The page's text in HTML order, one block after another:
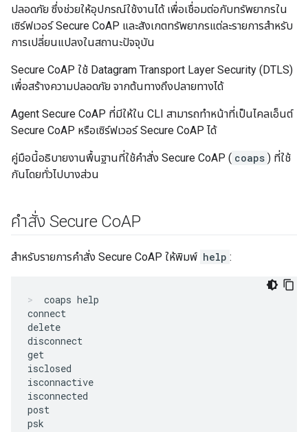
ปลอดภัย ซึ่งช่วยให้อุปกรณ์ใช้งานได้ เพื่อเชื่อมต่อกับทรัพยากรใน
เซิร์ฟเวอร์ Secure CoAP และสังเกตทรัพยากรแต่ละรายการสำหรับ
การเปลี่ยนแปลงในสถานะปัจจุบัน
Secure CoAP ใช้ Datagram Transport Layer Security (DTLS)
เพื่อสร้างความปลอดภัย จากต้นทางถึงปลายทางได้
Agent Secure CoAP ที่มีให้ใน CLI สามารถทำหน้าที่เป็นไคลเอ็นต์
Secure CoAP หรือเซิร์ฟเวอร์ Secure CoAP ได้
คู่มือนี้อธิบายงานพื้นฐานที่ใช้คำสั่ง Secure CoAP ( coaps ) ที่ใช้
กันโดยทั่วไปบางส่วน
คำสั่ง Secure CoAP
สำหรับรายการคำสั่ง Secure CoAP ให้พิมพ์ help :
coaps help
connect
delete
disconnect
get
isclosed
isconnactive
isconnected
post
psk